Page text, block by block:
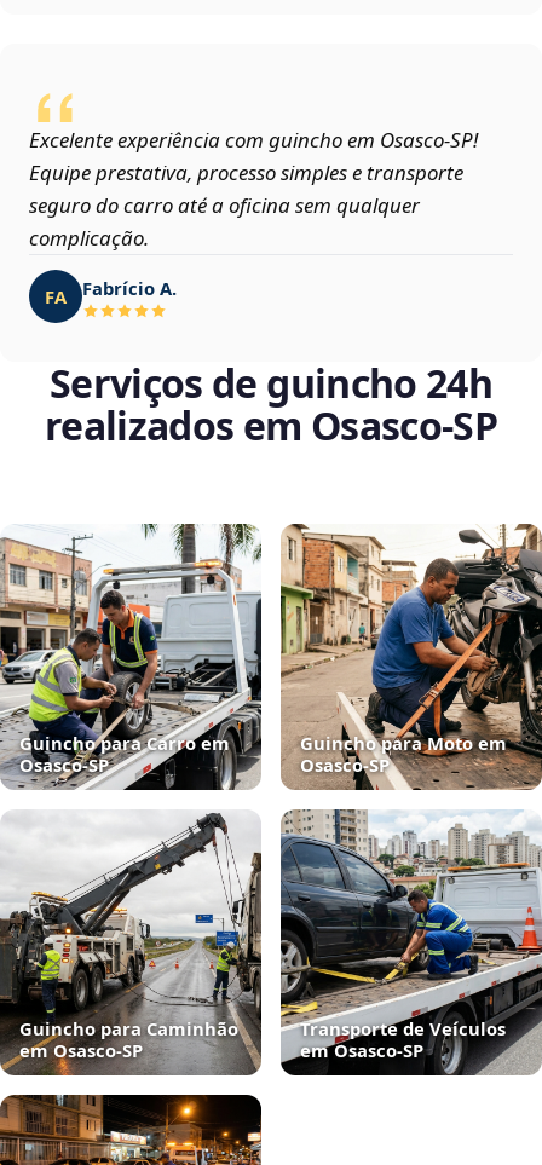
Excelente experiência com guincho em Osasco‑SP!
Equipe prestativa, processo simples e transporte
seguro do carro até a oficina sem qualquer
complicação.
FA Fabrício A.
Serviços de guincho 24h
realizados em Osasco‑SP
Guincho para Carro em
Osasco‑SP
Guincho para Moto em
Osasco‑SP
Guincho para Caminhão
em Osasco‑SP
Transporte de Veículos
em Osasco‑SP